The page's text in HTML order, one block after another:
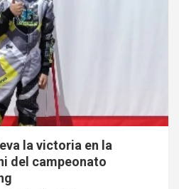
la victoria en la
del campeonato